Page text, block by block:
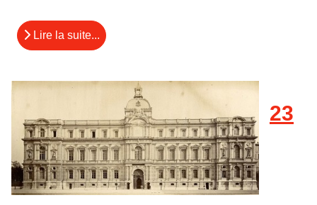
Lire la suite...
23